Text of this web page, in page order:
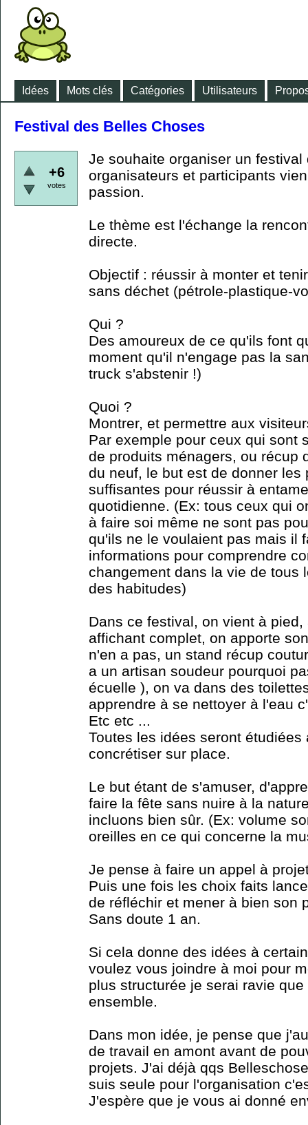
Idées Mots clés Catégories Utilisateurs
Festival des Belles Choses
+6
votes
Je souhaite organiser un festival
organisateurs et participants
passion.
Le thème est l'échange la
directe.
Objectif : réussir à monter et
sans déchet (pétrole-plastique-
Qui ?
Des amoureux de ce qu'ils font
moment qu'il n'engage pas la
truck s'abstenir !)
Quoi ?
Montrer, et permettre aux
Par exemple pour ceux qui sont
de produits ménagers, ou récup
du neuf, le but est de donner les
suffisantes pour réussir à
quotidienne. (Ex: tous ceux qui
à faire soi même ne sont pas
qu'ils ne le voulaient pas mais il
informations pour comprendre
changement dans la vie de tous
des habitudes)
Dans ce festival, on vient à
affichant complet, on apporte
n'en a pas, un stand récup
a un artisan soudeur pourquoi
écuelle ), on va dans des
apprendre à se nettoyer à l'eau
Etc etc ...
Toutes les idées seront étudiées
concrétiser sur place.
Le but étant de s'amuser,
faire la fête sans nuire à la
incluons bien sûr. (Ex: volume
oreilles en ce qui concerne la
Je pense à faire un appel à
Puis une fois les choix faits
de réfléchir et mener à bien son
Sans doute 1 an.
Si cela donne des idées à
voulez vous joindre à moi pour
plus structurée je serai ravie
ensemble.
Dans mon idée, je pense que
de travail en amont avant de
projets. J'ai déjà qqs
suis seule pour l'organisation
J'espère que je vous ai donné